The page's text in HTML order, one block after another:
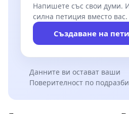
Напишете със свои думи.
силна петиция вместо вас.
Създаване на
Данните ви остават ваши
Поверителност по